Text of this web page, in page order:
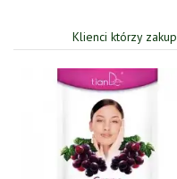
Klienci którzy